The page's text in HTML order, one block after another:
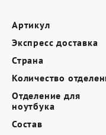
Сертификат
Где купить
Партнерам
Контакты
Программа
Артикул
Экспресс доставка
Страна
Количество
Отделение для
ноутбука
Состав